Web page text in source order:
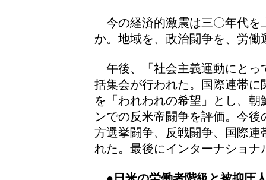
今の経済的激震は三〇年代を
か。地域を、政治闘争を、労
午後、「社会主義運動にとっ
括集会が行われた。国際連帯
を「われわれの希望」とし、
ンでの反米帝闘争を評価。今
方選挙闘争、反戦闘争、国際
れた。最後にインターナショナ